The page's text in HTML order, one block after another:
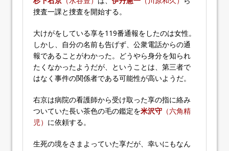
捜査一課と捜査を開始する。
大けがをしている享を119番通報をしたのは女性。
しかし、自分の名前も告げず、公衆電話からの通
報であることがわかった。どうやら身分を知られ
たくなかったようだが、ということは、第三者で
はなく事件の関係者である可能性が高いようだ。
右京は病院の看護師から受け取った享の指に絡み
ついていた長い茶色の毛の鑑定を米沢守 （六角精
児） に依頼する。
生死の境をさまよっていた享だが、幸いにもなん